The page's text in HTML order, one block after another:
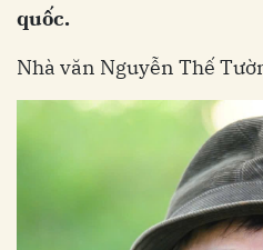
quốc.
Nhà văn Nguyễn Thế